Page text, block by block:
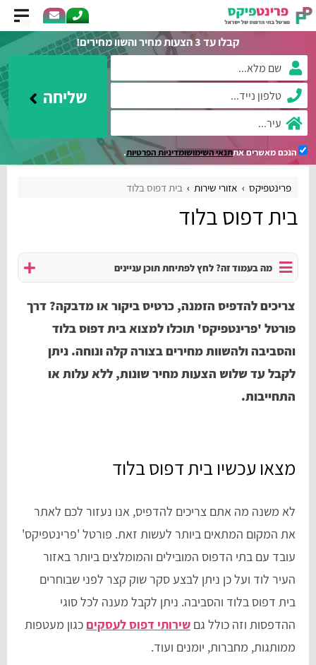
קבלו עד 3 הצעות מחיר והשוו מחירים!
שליחה
הנכם מאשרים אתתנאי השימושומדיניות הפרטיות.
פרינטפיקס אזורי שירות בית דפוס בלוד
בית דפוס בלוד
מה בעמוד זה? לחץ לפתיחת תוכן עניינים
צריכים להדפיס הזמנה, כרטיס ביקור או מדבקה? דרך
פורטל 'פרינטפיקס' תוכלו למצוא בית דפוס בלוד
והסביבה ולהשוות מחירים בצורה קלה ונוחה. ניתן
לקבל עד שלוש הצעות מחיר שונות, ללא עלות או
התחייבות.
מצאו עכשיו בית דפוס בלוד
לא משנה מה אתם צריכים להדפיס, אנו נעזור לכם לאתר
את המקום המתאים ביותר לעשות זאת. פורטל 'פרינטפיקס'
עובד עם בתי הדפוס המובילים והמומלצים ביותר באזור
העיר לוד ועל כן ניתן לבצע סקר שוק קצר לפני שבוחרים
בית דפוס בלוד והסביבה. ניתן לקבל מענה לכל סוגי
ההדפסות וזה כולל גם שירותי דפוס לעסקים כגון מעטפות
ממותגות, מחברות, יומנים ועוד.